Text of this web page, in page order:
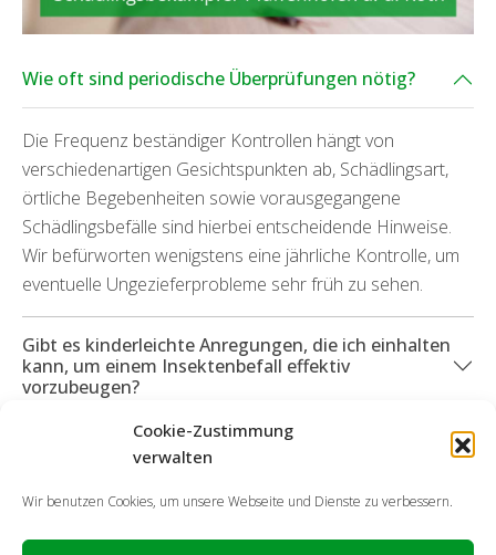
Cookie-Zustimmung
verwalten
Wir benutzen Cookies, um unsere Webseite und Dienste zu verbessern.
Wie oft sind periodische Überprüfungen nötig?
Die Frequenz beständiger Kontrollen hängt von
verschiedenartigen Gesichtspunkten ab, Schädlingsart,
örtliche Begebenheiten sowie vorausgegangene
Schädlingsbefälle sind hierbei entscheidende Hinweise.
Wir befürworten wenigstens eine jährliche Kontrolle, um
eventuelle Ungezieferprobleme sehr früh zu sehen.
Gibt es kinderleichte Anregungen, die ich einhalten
kann, um einem Insektenbefall effektiv
vorzubeugen?
Können Sie mich ebenfalls bei durch Insekten
hervorgetretenen Schäden unterstützen?